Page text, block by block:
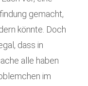
gemacht,
könnte. Doch
dass in
alle haben
im